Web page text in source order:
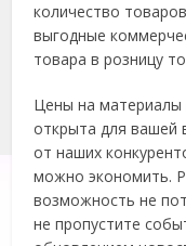
количество
выгодные
товара в розницу
Цены на
открыта для вашей
от наших
можно экономить.
возможность не
не пропустите